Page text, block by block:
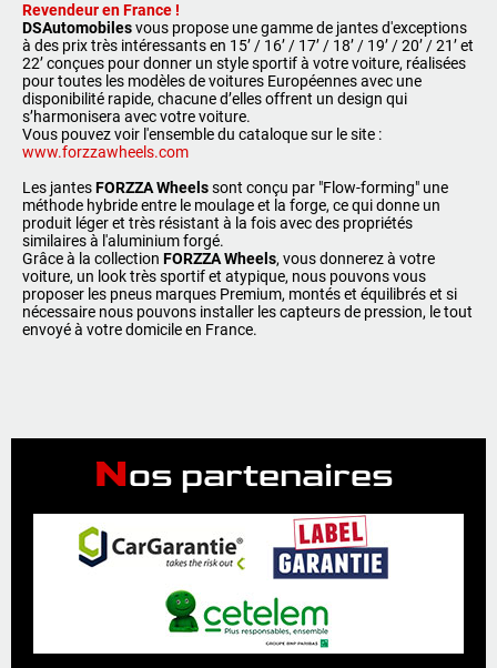
Revendeur en France !
DSAutomobilesvous propose une gamme de jantes d'exceptions
à des prix très intéressants en 15’ / 16’ / 17’ / 18’ / 19’ / 20’ / 21’ et
22’ conçues pour donner un style sportif à votre voiture, réalisées
pour toutes les modèles de voitures Européennes avec une
disponibilité rapide, chacune d’elles offrent un design qui
s’harmonisera avec votre voiture.
Vous pouvez voir l'ensemble du cataloque sur le site :
www.forzzawheels.com
Les jantesFORZZA Wheelssont conçu par "Flow-forming" une
méthode hybride entre le moulage et la forge, ce qui donne un
produit léger et très résistant à la fois avec des propriétés
similaires à l'aluminium forgé.
Grâce à la collection FORZZA Wheels, vous donnerez à votre
voiture, un look très sportif et atypique, nous pouvons vous
proposer les pneus marques Premium, montés et équilibrés et si
nécessaire nous pouvons installer les capteurs de pression, le tout
envoyé à votre domicile en France.
Nos partenaires